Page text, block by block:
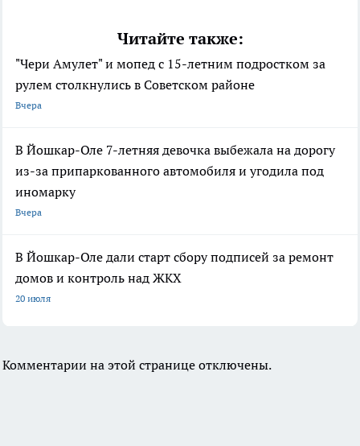
Читайте также:
"Чери Амулет" и мопед с 15-летним подростком за
рулем столкнулись в Советском районе
Вчера
В Йошкар-Оле 7-летняя девочка выбежала на дорогу
из-за припаркованного автомобиля и угодила под
иномарку
Вчера
В Йошкар-Оле дали старт сбору подписей за ремонт
домов и контроль над ЖКХ
20 июля
Комментарии на этой странице отключены.